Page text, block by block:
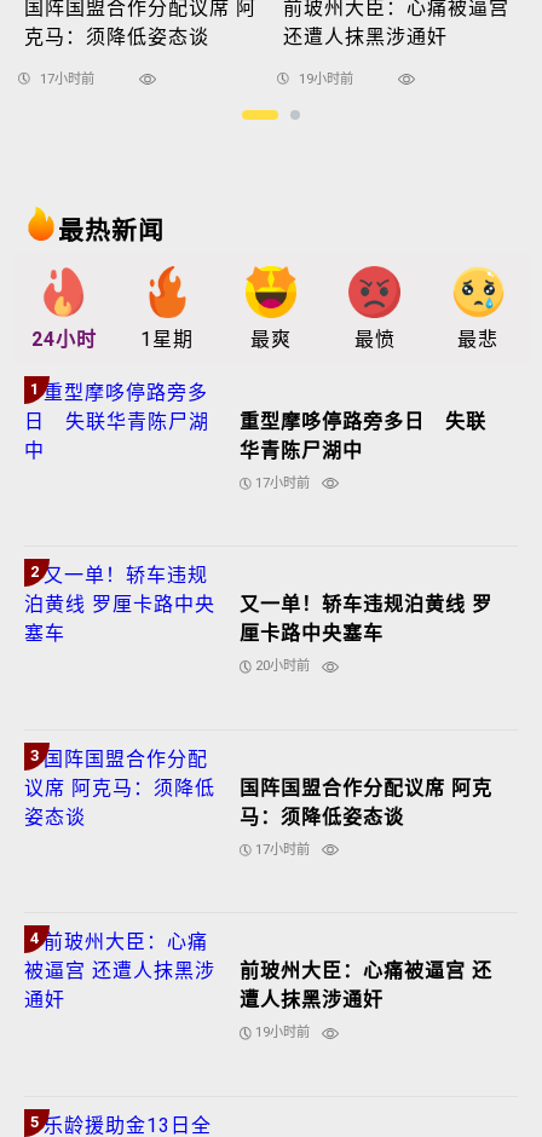
国阵国盟合作分配议席 阿
克马：须降低姿态谈
17小时前
前玻州大臣：心痛被逼宫
还遭人抹黑涉通奸
19小时前
最热新闻
24小时 1星期 最爽 最愤 最悲
1
重型摩哆停路旁多日 失联
华青陈尸湖中
17小时前
2
又一单！轿车违规泊黄线 罗
厘卡路中央塞车
20小时前
3
国阵国盟合作分配议席 阿克
马：须降低姿态谈
17小时前
4
前玻州大臣：心痛被逼宫 还
遭人抹黑涉通奸
19小时前
5